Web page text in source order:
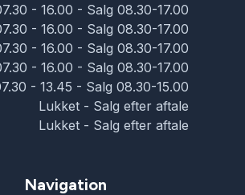
- 16.00 - Salg 08.30-17.00
- 16.00 - Salg 08.30-17.00
- 16.00 - Salg 08.30-17.00
- 16.00 - Salg 08.30-17.00
- 13.45 - Salg 08.30-15.00
Lukket - Salg efter aftale
Lukket - Salg efter aftale
Navigation